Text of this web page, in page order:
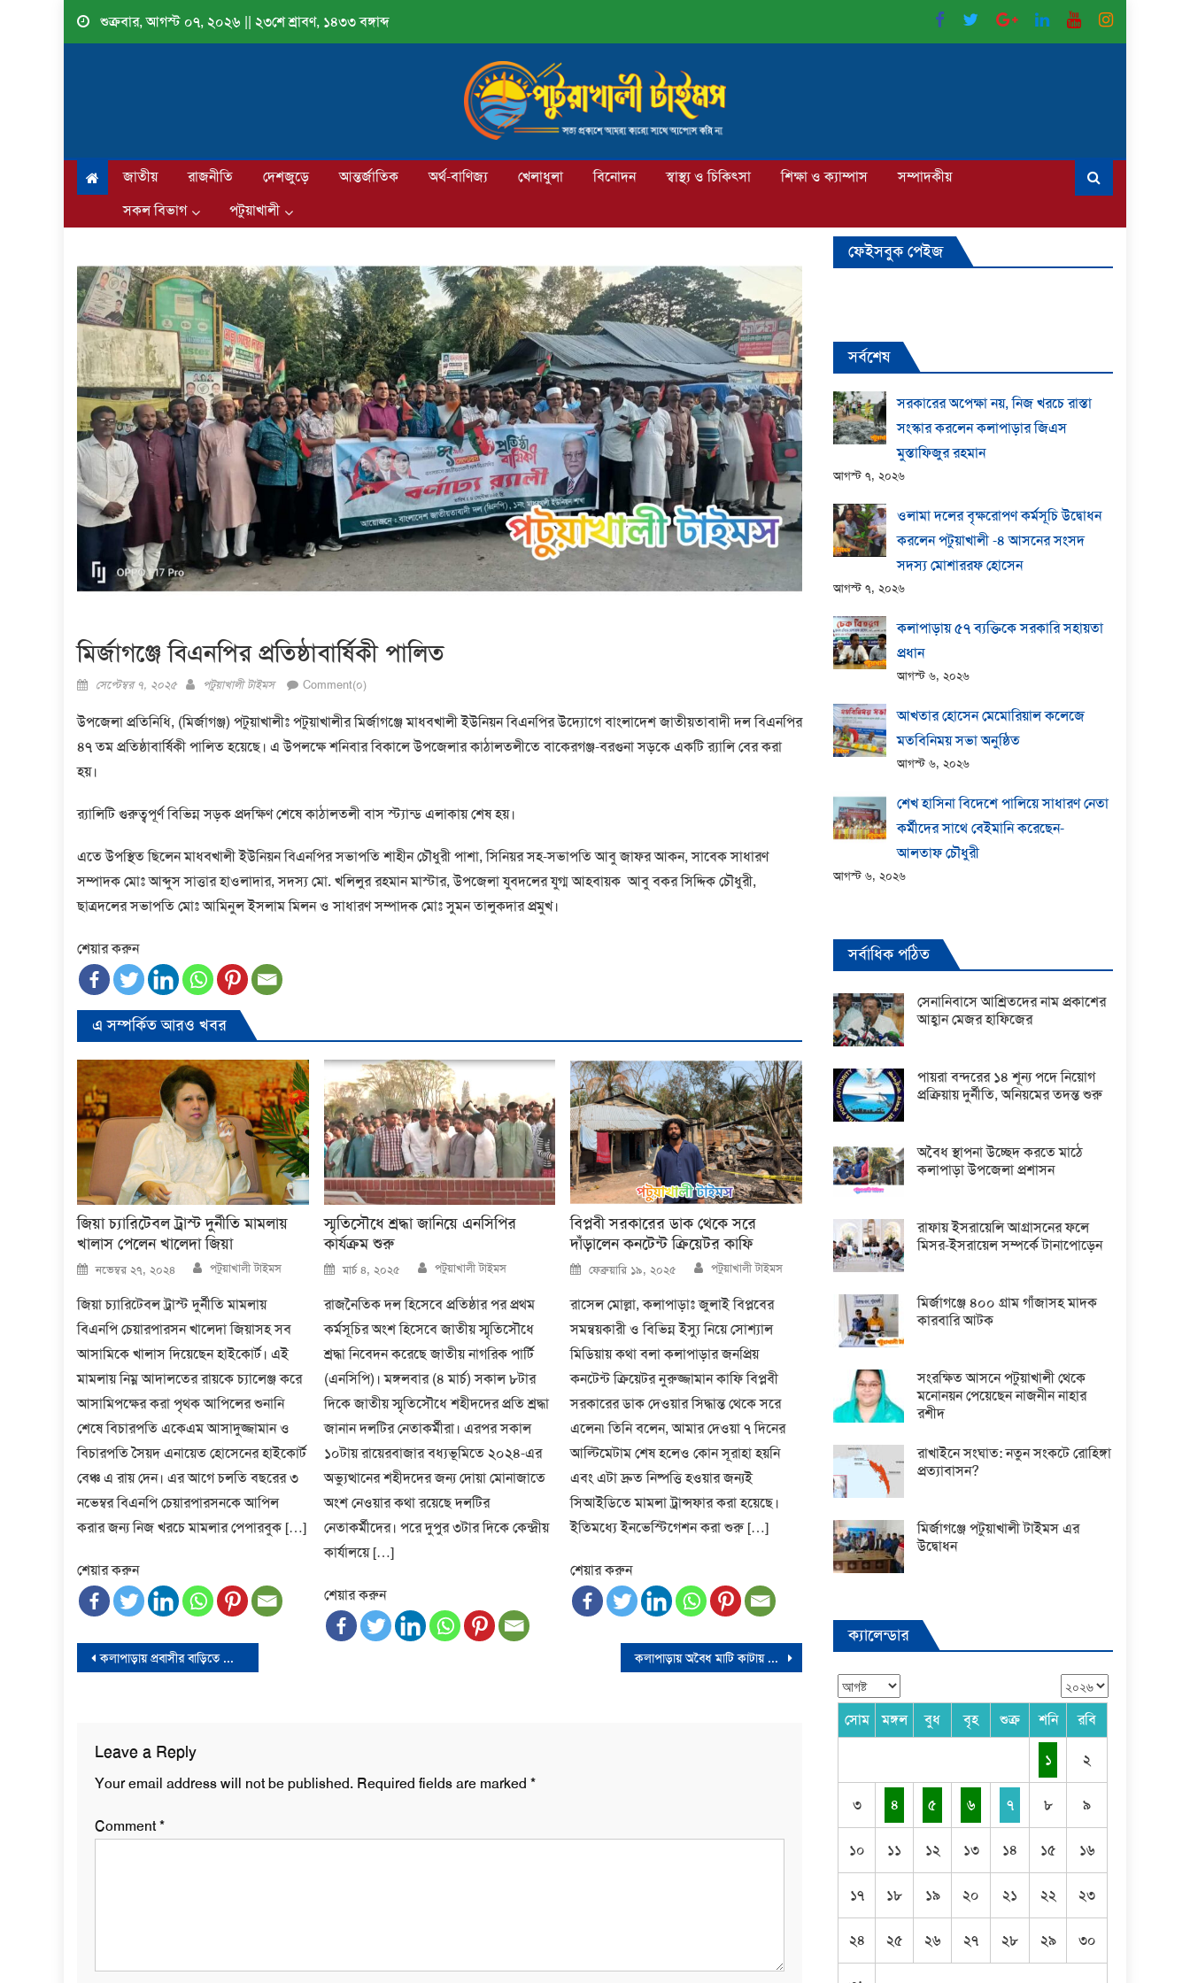
Skip
শুক্রবার, আগস্ট ০৭, ২০২৬ || ২৩শে শ্রাবণ, ১৪৩৩ বঙ্গাব্দ
জাতীয় রাজনীতি দেশজুড়ে আন্তর্জাতিক অর্থ-বাণিজ্য খেলাধুলা বিনোদন স্বাস্থ্য ও চিকিৎসা শিক্ষা ও ক্যাম্পাস
সম্পাদকীয়
সকল বিভাগ
পটুয়াখালী
মির্জাগঞ্জে বিএনপির প্রতিষ্ঠাবার্ষিকী পালিত
Posted
সেপ্টেম্বর ৭, ২০২৫ Author
পটুয়াখালী টাইমস Comment(০)
উপজেলা প্রতিনিধি, (মির্জাগঞ্জ) পটুয়াখালীঃপটুয়াখালীর মির্জাগঞ্জে মাধবখালী ইউনিয়ন বিএনপির উদ্যোগে বাংলাদেশ জাতীয়তাবাদী দল বিএনপির
৪৭ তম প্রতিষ্ঠাবার্ষিকী পালিত হয়েছে। এ উপলক্ষে শনিবার বিকালে উপজেলার কাঠালতলীতে বাকেরগঞ্জ-বরগুনা সড়কে একটি র‍্যালি বের করা
হয়।
র‍্যালিটি গুরুত্বপূর্ণ বিভিন্ন সড়ক প্রদক্ষিণ শেষে কাঠালতলী বাস স্ট্যান্ড এলাকায় শেষ হয়।
এতে উপস্থিত ছিলেন মাধবখালী ইউনিয়ন বিএনপির সভাপতি শাহীন চৌধুরী পাশা, সিনিয়র সহ-সভাপতি আবু জাফর আকন, সাবেক সাধারণ
সম্পাদক মোঃ আব্দুস সাত্তার হাওলাদার, সদস্য মো. খলিলুর রহমান মাস্টার, উপজেলা যুবদলের যুগ্ম আহবায়ক আবু বকর সিদ্দিক চৌধুরী,
ছাত্রদলের সভাপতি মোঃ আমিনুল ইসলাম মিলন ও সাধারণ সম্পাদক মোঃ সুমন তালুকদার প্রমুখ।
শেয়ার করুন
এ সম্পর্কিত আরও খবর
জিয়া চ্যারিটেবল ট্রাস্ট দুর্নীতি মামলায়
খালাস পেলেন খালেদা জিয়া
Posted
on
নভেম্বর ২৭, ২০২৪ Author
পটুয়াখালী টাইমস
জিয়া চ্যারিটেবল ট্রাস্ট দুর্নীতি মামলায়
বিএনপি চেয়ারপারসন খালেদা জিয়াসহ সব
আসামিকে খালাস দিয়েছেন হাইকোর্ট। এই
মামলায় নিম্ন আদালতের রায়কে চ্যালেঞ্জ করে
আসামিপক্ষের করা পৃথক আপিলের শুনানি
শেষে বিচারপতি একেএম আসাদুজ্জামান ও
বিচারপতি সৈয়দ এনায়েত হোসেনের হাইকোর্ট
বেঞ্চ এ রায় দেন। এর আগে চলতি বছরের ৩
নভেম্বর বিএনপি চেয়ারপারসনকে আপিল
করার জন্য নিজ খরচে মামলার পেপারবুক […]
শেয়ার করুন
স্মৃতিসৌধে শ্রদ্ধা জানিয়ে এনসিপির
কার্যক্রম শুরু
Posted
on
মার্চ ৪, ২০২৫ Author
পটুয়াখালী টাইমস
রাজনৈতিক দল হিসেবে প্রতিষ্ঠার পর প্রথম
কর্মসূচির অংশ হিসেবে জাতীয় স্মৃতিসৌধে
শ্রদ্ধা নিবেদন করেছে জাতীয় নাগরিক পার্টি
(এনসিপি)। মঙ্গলবার (৪ মার্চ) সকাল ৮টার
দিকে জাতীয় স্মৃতিসৌধে শহীদদের প্রতি শ্রদ্ধা
জানান দলটির নেতাকর্মীরা। এরপর সকাল
১০টায় রায়েরবাজার বধ্যভূমিতে ২০২৪-এর
অভ্যুত্থানের শহীদদের জন্য দোয়া মোনাজাতে
অংশ নেওয়ার কথা রয়েছে দলটির
নেতাকর্মীদের। পরে দুপুর ৩টার দিকে কেন্দ্রীয়
কার্যালয়ে […]
শেয়ার করুন
বিপ্লবী সরকারের ডাক থেকে সরে
দাঁড়ালেন কনটেন্ট ক্রিয়েটর কাফি
Posted
on
ফেব্রুয়ারি ১৯, ২০২৫ Author
পটুয়াখালী টাইমস
রাসেল মোল্লা, কলাপাড়াঃ জুলাই বিপ্লবের
সমন্বয়কারী ও বিভিন্ন ইস্যু নিয়ে সোশ্যাল
মিডিয়ায় কথা বলা কলাপাড়ার জনপ্রিয়
কনটেন্ট ক্রিয়েটর নুরুজ্জামান কাফি বিপ্লবী
সরকারের ডাক দেওয়ার সিদ্ধান্ত থেকে সরে
এলেন৷ তিনি বলেন, আমার দেওয়া ৭ দিনের
আল্টিমেটাম শেষ হলেও কোন সূরাহা হয়নি
এবং এটা দ্রুত নিষ্পত্তি হওয়ার জন্যই
সিআইডিতে মামলা ট্রান্সফার করা হয়েছে।
ইতিমধ্যে ইনভেস্টিগেশন করা শুরু […]
শেয়ার করুন
Post
কলাপাড়ায় প্রবাসীর বাড়িতে ডাকা‌তি ও গণধর্ষণ: গ্রেফতার ৩ কলাপাড়ায় অবৈধ মাটি কাটায় ভ্রাম্যমাণ আদালতে ১লাখ টাকা জরিমানা
Leave a Reply
Your email address will not be published. Required fields are marked *
Comment*
ফেইসবুক পেইজ
সর্বশেষ
সরকারের অপেক্ষা নয়, নিজ খরচে রাস্তা
সংস্কার করলেন কলাপাড়ার জিএস
মুস্তাফিজুর রহমান
আগস্ট ৭, ২০২৬
ওলামা দলের বৃক্ষরোপণ কর্মসূচি উদ্বোধন
করলেন পটুয়াখালী -৪ আসনের সংসদ
সদস্য মোশাররফ হোসেন
আগস্ট ৭, ২০২৬
কলাপাড়ায় ​৫৭ ব্যক্তিকে সরকারি সহায়তা
প্রধান
আগস্ট ৬, ২০২৬
আখতার হোসেন মেমোরিয়াল কলেজে
মতবিনিময় সভা অনুষ্ঠিত
আগস্ট ৬, ২০২৬
শেখ হাসিনা বিদেশে পালিয়ে সাধারণ নেতা
কর্মীদের সাথে বেইমানি করেছেন-
আলতাফ চৌধুরী
আগস্ট ৬, ২০২৬
সর্বাধিক পঠিত
সেনানিবাসে আশ্রিতদের নাম প্রকাশের
আহ্বান মেজর হাফিজের
পায়রা বন্দরের ১৪ শূন্য পদে নিয়োগ
প্রক্রিয়ায় দুর্নীতি, অনিয়মের তদন্ত শুরু
অবৈধ স্থাপনা উচ্ছেদ করতে মাঠে
কলাপাড়া উপজেলা প্রশাসন
রাফায় ইসরায়েলি আগ্রাসনের ফলে
মিসর-ইসরায়েল সম্পর্কে টানাপোড়েন
মির্জাগঞ্জে ৪০০ গ্রাম গাঁজাসহ মাদক
কারবারি আটক
সংরক্ষিত আসনে পটুয়াখালী থেকে
মনোনয়ন পেয়েছেন নাজনীন নাহার
রশীদ
রাখাইনে সংঘাত: নতুন সংকটে রোহিঙ্গা
প্রত্যাবাসন?
মির্জাগঞ্জে পটুয়াখালী টাইমস এর
উদ্বোধন
ক্যালেন্ডার
সোম মঙ্গল বুধ বৃহ শুক্র শনি রবি
১ ২
৩ ৪ ৫ ৬ ৭ ৮ ৯
১০ ১১ ১২ ১৩ ১৪ ১৫ ১৬
১৭ ১৮ ১৯ ২০ ২১ ২২ ২৩
২৪ ২৫ ২৬ ২৭ ২৮ ২৯ ৩০